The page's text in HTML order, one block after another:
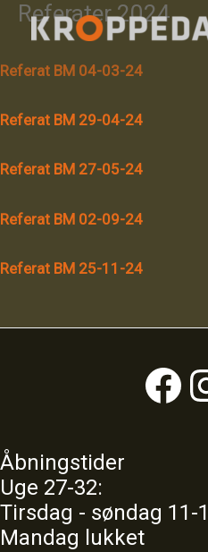
indholdet
Referater 2024
Referat BM 04-03-24
Referat BM 29-04-24
Referat BM 27-05-24
Referat BM 02-09-24
Referat BM 25-11-24
Åbningstider
Uge 27-32:
Tirsdag - søndag 11-
Mandag lukket